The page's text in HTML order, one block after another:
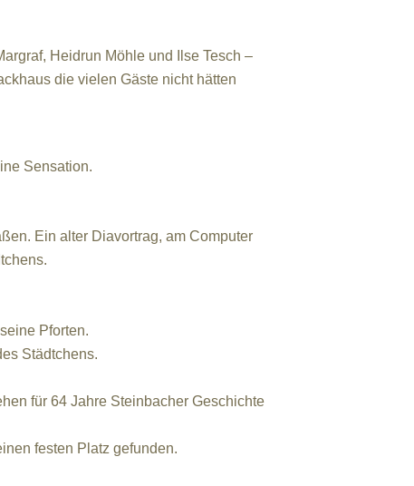
Heidrun Möhle und Ilse Tesch –
die vielen Gäste nicht hätten
Sensation.
Ein alter Diavortrag, am Computer
Pforten.
Städtchens.
für 64 Jahre Steinbacher Geschichte
festen Platz gefunden.